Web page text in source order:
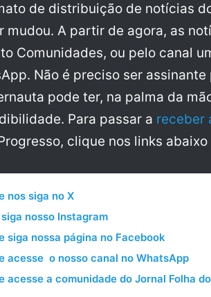
de distribuição de notícias
mudou. A partir de agora, as
Comunidades, ou pelo canal
Não é preciso ser
pode ter, na palma da
Para passar a receber
clique nos links
nos siga no X
nosso Instagram
siga nossa página no Facebook
acesse o nosso canal no WhatsApp
acesse a comunidade do Jornal Folha